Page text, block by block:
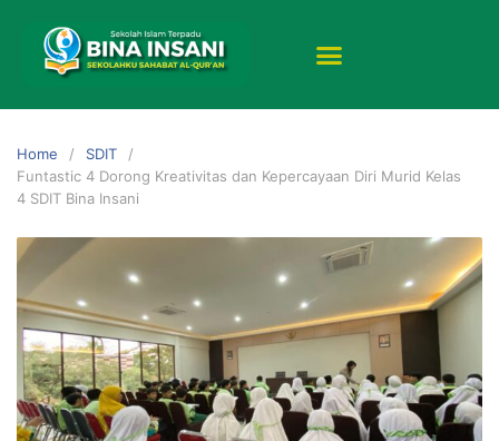
Home
SDIT
Funtastic 4 Dorong Kreativitas dan Kepercayaan Diri Murid Kelas
4 SDIT Bina Insani